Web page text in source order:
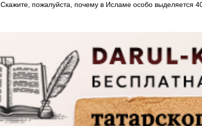
Скажите, пожалуйста, почему в Исламе особо выделяется